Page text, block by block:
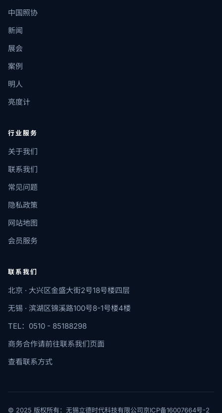
中国照协
新闻
展会
案例
明人
亮度计
行业服务
关于我们
联系我们
常见问题
隐私政策
网站地图
会员服务
联系我们
北京 · 大兴区金盛大街2号18号楼四层
无锡 · 滨湖区锦溪路100号8-1号楼4楼
TEL：0510 - 85188298
商务合作请前往联系我们页面
查看联系方式
© 2025 版权所有：无锡立德时代科技有限公司京ICP备16007664号-2